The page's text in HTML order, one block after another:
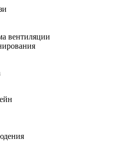
вентиляции